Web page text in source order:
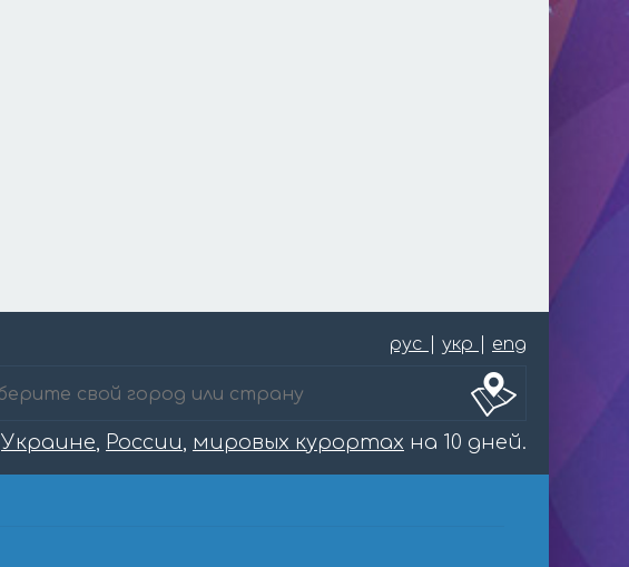
рус укр eng
Украине, России, мировых курортах на 10 дней.